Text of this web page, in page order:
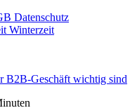
Datenschutz
Winterzeit
B2B-Geschäft wichtig sind